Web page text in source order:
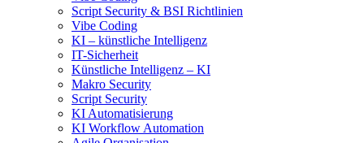
Script Security & BSI Richtlinien
Vibe Coding
KI – künstliche Intelligenz
IT-Sicherheit
Künstliche Intelligenz – KI
Makro Security
Script Security
KI Automatisierung
KI Workflow Automation